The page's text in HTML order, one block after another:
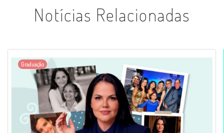
Notícias Relacionadas
Graduação